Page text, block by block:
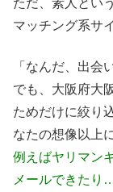
ただ、素人とい
マッチング系サ
「なんだ、出会
でも、大阪府大
ためだけに絞り
なたの想像以上
例えばヤリマン
メールできたり